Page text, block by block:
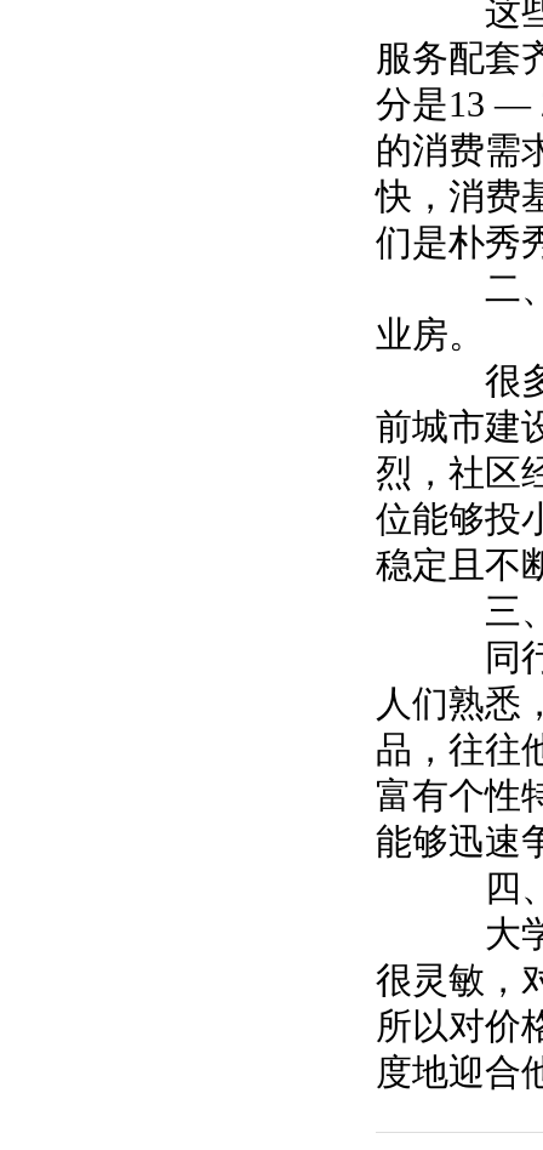
这些
服务配套
分是13 —
的消费需
快，消费
们是朴秀
二、
业房。
很多
前城市建
烈，社区
位能够投
稳定且不
三、
同行
人们熟悉
品，往往
富有个性
能够迅速
四、
大学
很灵敏，
所以对价
度地迎合